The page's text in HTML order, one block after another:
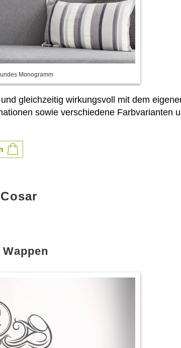
Monogramm
gleichzeitig wirkungsvoll mit dem
sowie verschiedene Farbvarianten